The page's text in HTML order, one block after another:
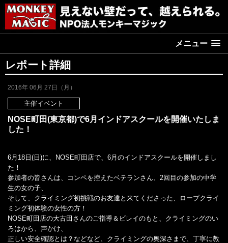
メニュー
レポート詳細
2016年 06月 27日（月）
主催イベント
NOSE町田(東京都)で6月インドアスクールを開催いたしま
した！
6月18日(日)に、NOSE町田店で、6月のインドアスクールを開催しまし
た！
参加者の皆さんは、コンペを控えたベテランさん、2回目の参加の中学
生の女の子、
そして、クライミング初挑戦のお友達と来てくださった、ロープクライ
ミング初体験の女性の方！
NOSE町田店の大古田さんのご指導＆ビレイのもと、クライミングのい
ろはから、声かけ、
正しい安全確認とは？などなど、クライミングの奥深さまで、丁寧に教